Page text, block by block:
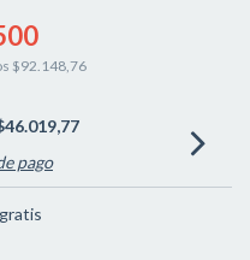
$92.148,76
pago